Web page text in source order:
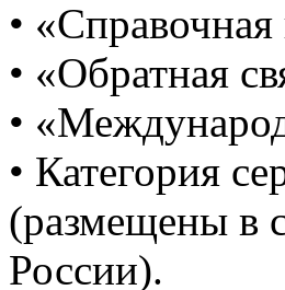
•
• «Обратная
•
• Категория
(размещены в
России).